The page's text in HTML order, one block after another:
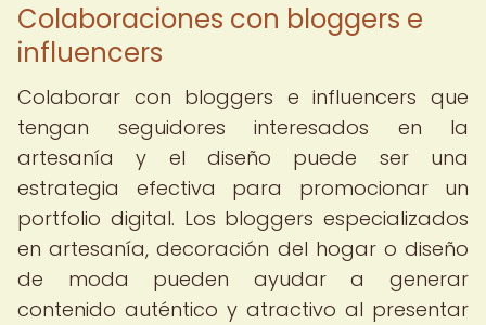
Colaboraciones con bloggers e
influencers
Colaborar con bloggers e influencers que
tengan seguidores interesados en la
artesanía y el diseño puede ser una
estrategia efectiva para promocionar un
portfolio digital. Los bloggers especializados
en artesanía, decoración del hogar o diseño
de moda pueden ayudar a generar
contenido auténtico y atractivo al presentar